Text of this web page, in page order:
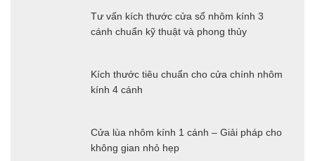
Tư vấn kích thước cửa sổ nhôm kính 3
cánh chuẩn kỹ thuật và phong thủy
Kích thước tiêu chuẩn cho cửa chính nhôm
kính 4 cánh
Cửa lùa nhôm kính 1 cánh – Giải pháp cho
không gian nhỏ hẹp